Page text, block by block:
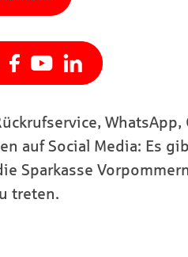
auf Social Media: Es
Sparkasse
treten.